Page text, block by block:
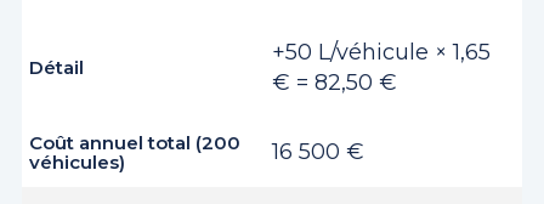
+50 L/véhicule × 1,65
€ = 82,50 €
16 500 €